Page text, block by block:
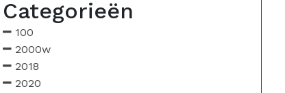
Categorieën
100
2000w
2018
2020